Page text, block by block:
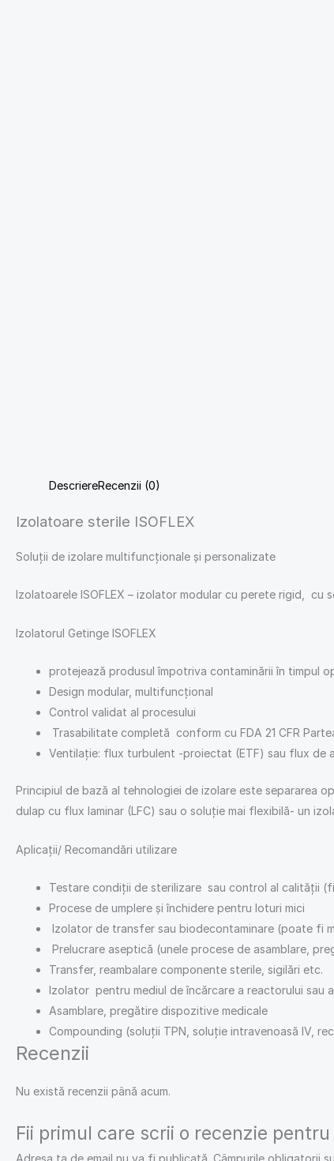
DescriereRecenzii (0)
Izolatoare sterile ISOFLEX
Soluții de izolare multifuncționale și personalizate
Izolatoarele ISOFLEX – izolator modular cu perete rigid, cu
Izolatorul Getinge ISOFLEX
protejează produsul împotriva contaminării în timpul
Design modular, multifuncțional
Control validat al procesului
Trasabilitate completă conform cu FDA 21 CFR
Ventilație: flux turbulent -proiectat (ETF) sau flux de
Principiul de bază al tehnologiei de izolare este separarea
dulap cu flux laminar (LFC) sau o soluție mai flexibilă- un
Aplicații/ Recomandări utilizare
Testare condiții de sterilizare sau control al calității
Procese de umplere și închidere pentru loturi mici
Izolator de transfer sau biodecontaminare (poate fi
Prelucrare aseptică (unele procese de asamblare,
Transfer, reambalare componente sterile, sigilări etc.
Izolator pentru mediul de încărcare a reactorului sau
Asamblare, pregătire dispozitive medicale
Compounding (soluții TPN, soluție intravenoasă IV,
Recenzii
Nu există recenzii până acum.
Fii primul care scrii o recenzie pentru